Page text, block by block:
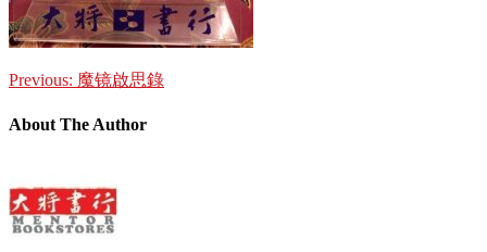
Previous: 魔镜啟思錄
About The Author